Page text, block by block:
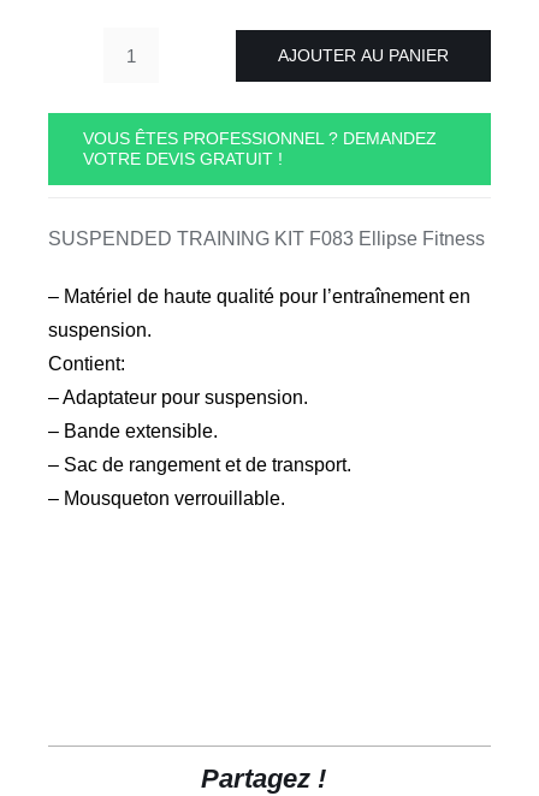
quantité
SUSPENDED
TRAINING
Fitness
AJOUTER AU PANIER
VOUS ÊTES PROFESSIONNEL ? DEMANDEZ
VOTRE DEVIS GRATUIT !
SUSPENDED TRAINING KIT F083 Ellipse Fitness
– Matériel de haute qualité pour l’entraînement en
suspension.
Contient:
– Adaptateur pour suspension.
– Bande extensible.
– Sac de rangement et de transport.
– Mousqueton verrouillable.
Partagez !